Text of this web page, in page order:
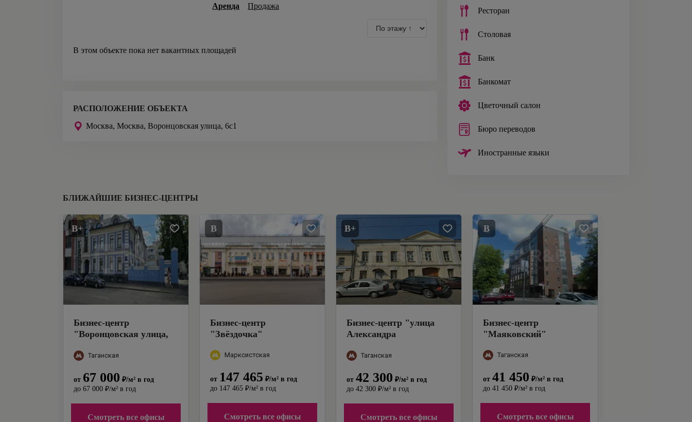
Аренда
Продажа
В этом объекте пока нет вакантных площадей
РАСПОЛОЖЕНИЕ ОБЪЕКТА
Москва, Москва, Воронцовская улица, 6с1
Ресторан
Столовая
Банк
Банкомат
Цветочный салон
Бюро переводов
Иностранные языки
БЛИЖАЙШИЕ БИЗНЕС-ЦЕНТРЫ
B+
Бизнес-центр
"Воронцовская улица,
Таганская
от 67 000 ₽/м² в год
до 67 000 ₽/м² в год
Смотреть все офисы
B
Бизнес-центр
"Звёздочка"
Марксистская
от 147 465 ₽/м² в год
до 147 465 ₽/м² в год
Смотреть все офисы
B+
Бизнес-центр "улица
Александра
Таганская
от 42 300 ₽/м² в год
до 42 300 ₽/м² в год
Смотреть все офисы
B
Бизнес-центр
"Маяковский"
Таганская
от 41 450 ₽/м² в год
до 41 450 ₽/м² в год
Смотреть все офисы